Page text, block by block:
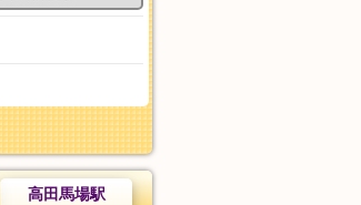
高田馬場駅